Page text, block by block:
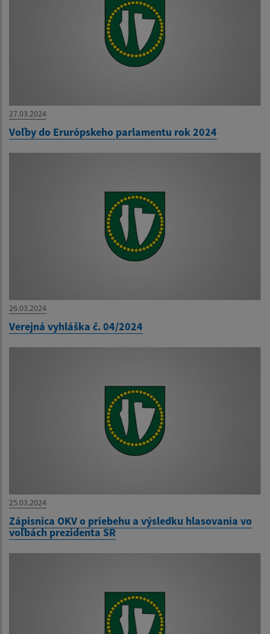
27.03.2024
Voľby do Erurópskeho parlamentu rok 2024
26.03.2024
Verejná vyhláška č. 04/2024
25.03.2024
Zápisnica OKV o priebehu a výsledku hlasovania vo
voľbách prezidenta SR